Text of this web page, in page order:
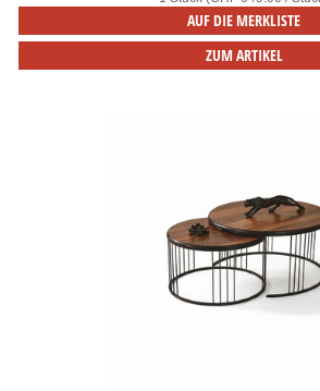
AUF DIE MERKLISTE
ZUM ARTIKEL